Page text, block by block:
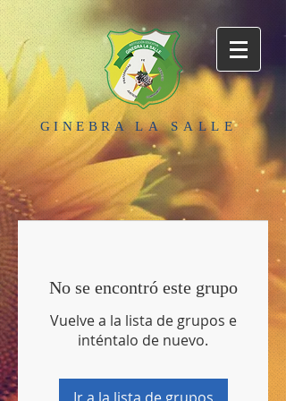
LA SALLE
GINEBRA
No se encontró este grupo
Vuelve a la lista de grupos e
inténtalo de nuevo.
Ir a la lista de grupos